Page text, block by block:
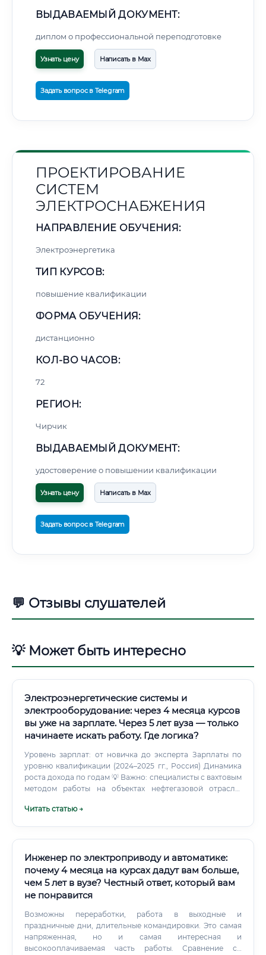
ВЫДАВАЕМЫЙ ДОКУМЕНТ:
диплом о профессиональной переподготовке
Узнать цену Написать в Max
Задать вопрос в Telegram
ПРОЕКТИРОВАНИЕ
СИСТЕМ
ЭЛЕКТРОСНАБЖЕНИЯ
НАПРАВЛЕНИЕ ОБУЧЕНИЯ:
Электроэнергетика
ТИП КУРСОВ:
повышение квалификации
ФОРМА ОБУЧЕНИЯ:
дистанционно
КОЛ-ВО ЧАСОВ:
72
РЕГИОН:
Чирчик
ВЫДАВАЕМЫЙ ДОКУМЕНТ:
удостоверение о повышении квалификации
Узнать цену Написать в Max
Задать вопрос в Telegram
💬 Отзывы слушателей
💡 Может быть интересно
Электроэнергетические системы и
электрооборудование: через 4 месяца курсов
вы уже на зарплате. Через 5 лет вуза — только
начинаете искать работу. Где логика?
Уровень зарплат: от новичка до эксперта Зарплаты по
уровню квалификации (2024–2025 гг., Россия) Динамика
роста дохода по годам 💡 Важно: специалисты с вахтовым
методом работы на объектах нефтегазовой отрасли,
30–80% больше указанных значений. Где платят больше
холдинги. Определитесь с целью: рабочая
специальность или инженерная карьера Шаг 2.
Читать статью →
Инженер по электроприводу и автоматике:
почему 4 месяца на курсах дадут вам больше,
чем 5 лет в вузе? Честный ответ, который вам
не понравится
Возможны переработки, работа в выходные и
праздничные дни, длительные командировки. Это самая
напряженная, но и самая интересная и
высокооплачиваемая часть работы. Сравнение со